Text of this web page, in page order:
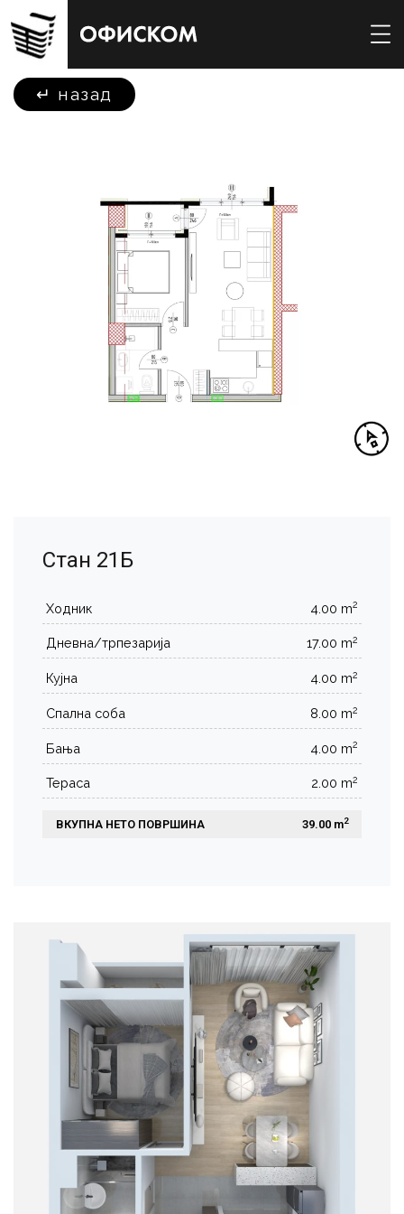
↵ назад
Стан 21Б
Ходник 4.00 m2
Дневна/трпезарија 17.00 m2
Кујна 4.00 m2
Спална соба 8.00 m2
Бања 4.00 m2
Тераса 2.00 m2
ВКУПНА НЕТО ПОВРШИНА 39.00 m2